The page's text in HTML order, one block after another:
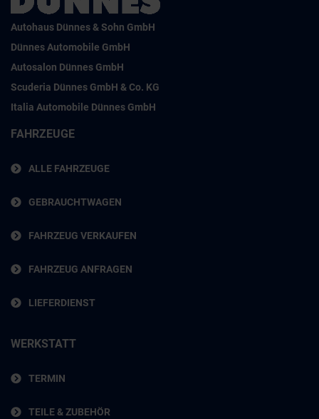
Autohaus Dünnes & Sohn GmbH
Dünnes Automobile GmbH
Autosalon Dünnes GmbH
Scuderia Dünnes GmbH & Co. KG
Italia Automobile Dünnes GmbH
FAHRZEUGE
ALLE FAHRZEUGE
GEBRAUCHTWAGEN
FAHRZEUG VERKAUFEN
FAHRZEUG ANFRAGEN
LIEFERDIENST
WERKSTATT
TERMIN
TEILE & ZUBEHÖR